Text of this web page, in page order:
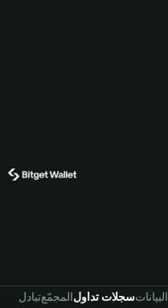
تبادلالمجمّعسجلات تداولالبيانات